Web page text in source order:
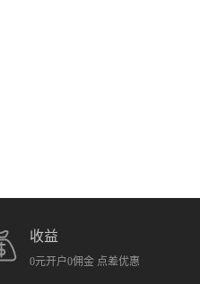
收益
0元开户0佣金 点差优惠